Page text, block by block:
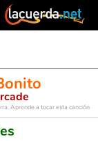
Aprende a tocar esta canción